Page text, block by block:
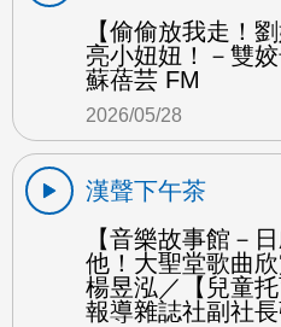
【偷偷放我走！
亮小妞妞！－雙
蘇蓓芸 FM
2026/05/28
漢聲下午茶
【音樂故事館－
他！大聖堂歌曲
楊昱泓／【兒童
報導雜誌社副社